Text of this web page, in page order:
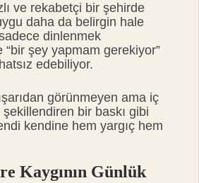
ve rekabetçi bir şehirde
daha da belirgin hale
dinlenmek
“bir şey yapmam gerekiyor”
edebiliyor.
görünmeyen ama iç
bir baskı gibi
kendine hem yargıç hem
Kaygının Günlük